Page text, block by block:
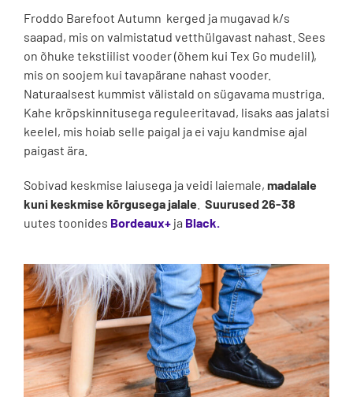
Froddo Barefoot Autumn kerged ja mugavad k/s
saapad, mis on valmistatud vetthülgavast nahast. Sees
on õhuke tekstiilist vooder (õhem kui Tex Go mudelil),
mis on soojem kui tavapärane nahast vooder.
Naturaalsest kummist välistald on sügavama mustriga.
Kahe krõpskinnitusega reguleeritavad, lisaks aas jalatsi
keelel, mis hoiab selle paigal ja ei vaju kandmise ajal
paigast ära.
Sobivad keskmise laiusega ja veidi laiemale, madalale
kuni keskmise kõrgusega jalale. Suurused 26-38
uutes toonides Bordeaux+ja Black.